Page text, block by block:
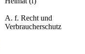
A. f. Recht und
Verbraucherschutz